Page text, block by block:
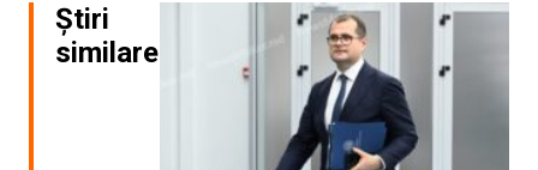
Știri
similare